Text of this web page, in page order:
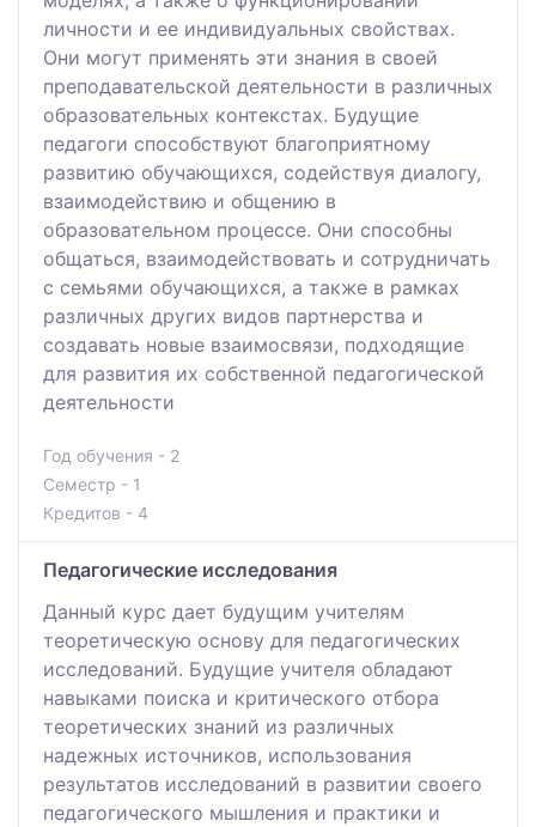
личности и ее индивидуальных свойствах.
Они могут применять эти знания в своей
преподавательской деятельности в различных
образовательных контекстах. Будущие
педагоги способствуют благоприятному
развитию обучающихся, содействуя диалогу,
взаимодействию и общению в
образовательном процессе. Они способны
общаться, взаимодействовать и сотрудничать
с семьями обучающихся, а также в рамках
различных других видов партнерства и
создавать новые взаимосвязи, подходящие
для развития их собственной педагогической
деятельности
Год обучения - 2
Семестр - 1
Кредитов - 4
Педагогические исследования
Данный курс дает будущим учителям
теоретическую основу для педагогических
исследований. Будущие учителя обладают
навыками поиска и критического отбора
теоретических знаний из различных
надежных источников, использования
результатов исследований в развитии своего
педагогического мышления и практики и